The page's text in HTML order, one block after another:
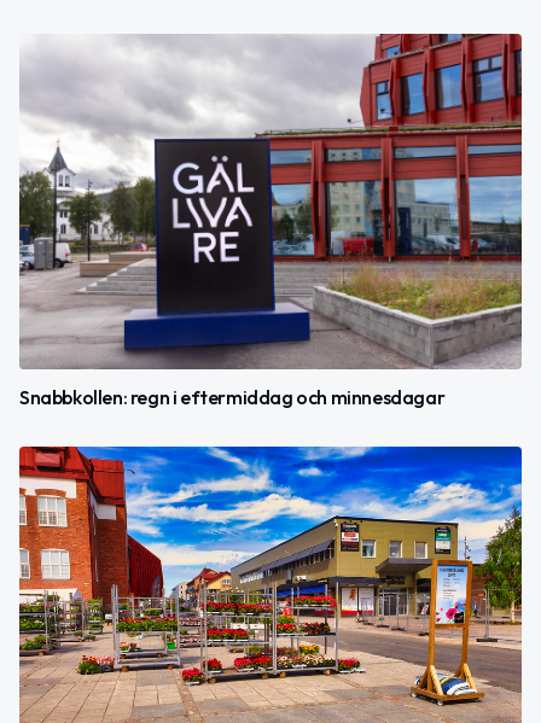
Snabbkollen: regn i eftermiddag och minnesdagar